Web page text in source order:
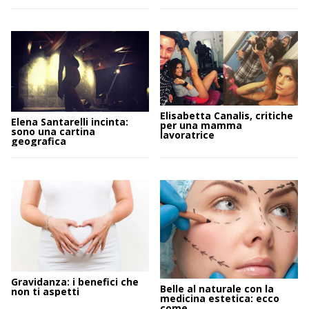
Elena Santarelli incinta:
sono una cartina
geografica
Elisabetta Canalis, critiche
per una mamma
lavoratrice
Gravidanza: i benefici che
non ti aspetti Belle al naturale con la
medicina estetica: ecco